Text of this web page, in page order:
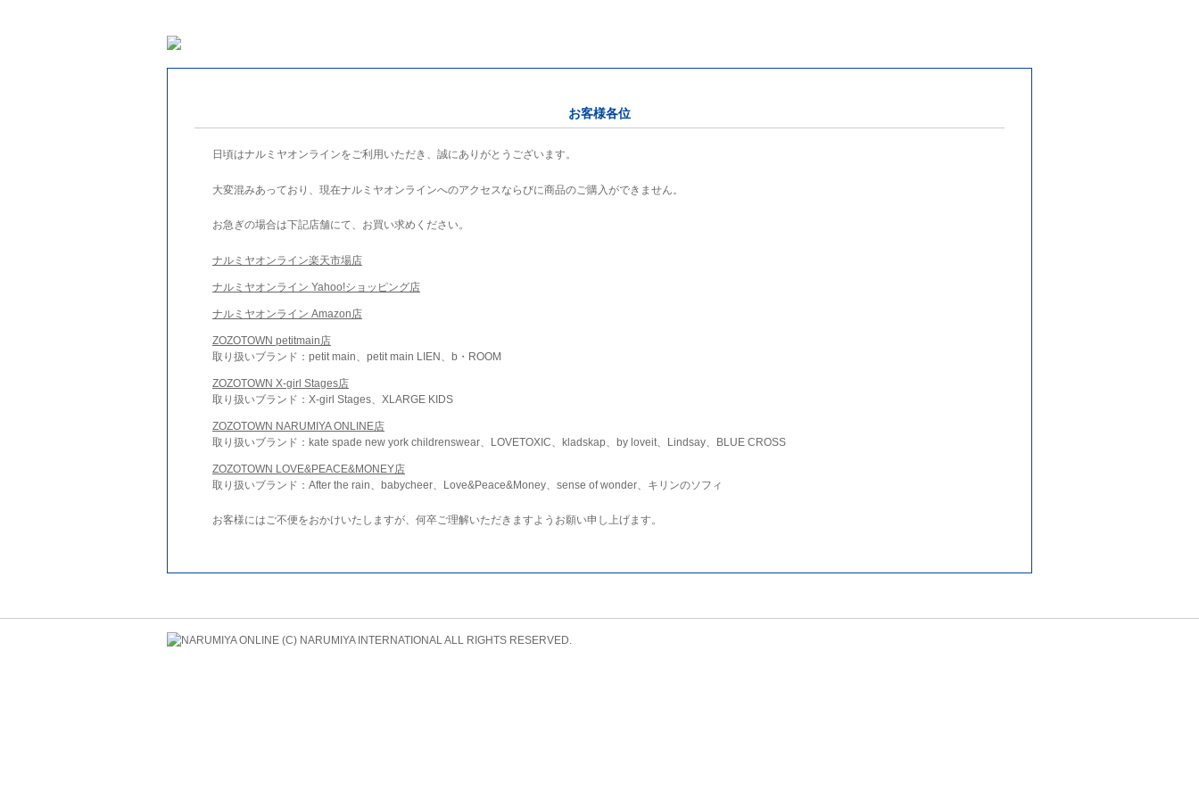
お客様各位
日頃はナルミヤオンラインをご利用いただき、誠にありがとうございます。
大変混みあっており、現在ナルミヤオンラインへのアクセスならびに商品のご購入ができません。
お急ぎの場合は下記店舗にて、お買い求めください。
ナルミヤオンライン楽天市場店
ナルミヤオンライン Yahoo!ショッピング店
ナルミヤオンライン Amazon店
ZOZOTOWN petitmain店
取り扱いブランド：petit main、petit main LIEN、b・ROOM
ZOZOTOWN X-girl Stages店
取り扱いブランド：X-girl Stages、XLARGE KIDS
ZOZOTOWN NARUMIYA ONLINE店
取り扱いブランド：kate spade new york childrenswear、LOVETOXIC、kladskap、by loveit、Lindsay、BLUE CROSS
ZOZOTOWN LOVE&PEACE&MONEY店
取り扱いブランド：After the rain、babycheer、Love&Peace&Money、sense of wonder、キリンのソフィ
お客様にはご不便をおかけいたしますが、何卒ご理解いただきますようお願い申し上げます。